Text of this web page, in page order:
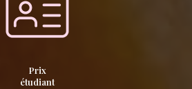
Prix
étudiant